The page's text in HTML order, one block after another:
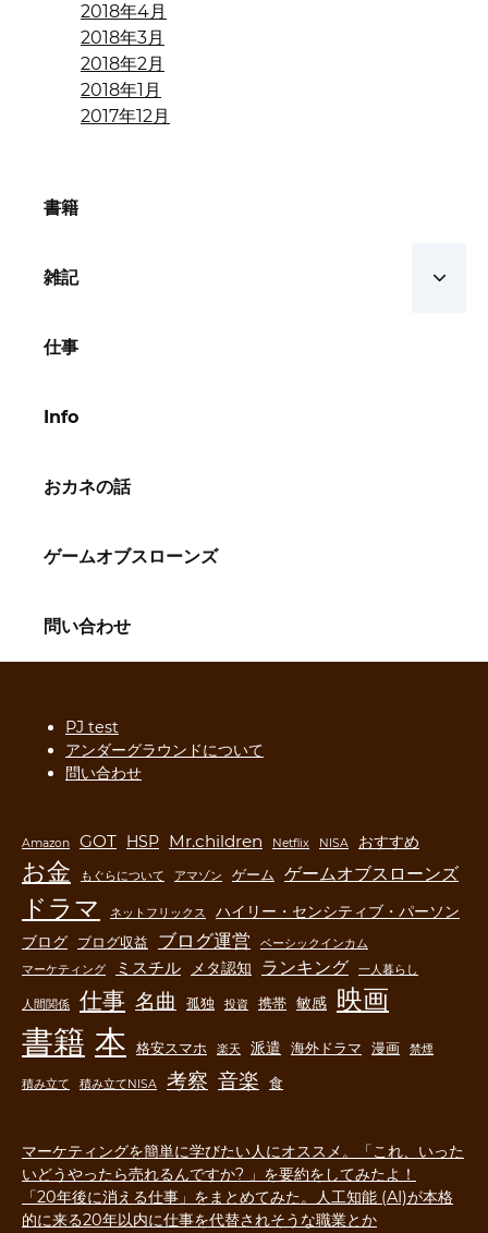
2018年4月
2018年3月
2018年2月
2018年1月
2017年12月
書籍
雑記
仕事
Info
おカネの話
ゲームオブスローンズ
問い合わせ
PJ test
アンダーグラウンドについて
問い合わせ
Amazon GOT HSP Mr.children Netflix NISA おすすめ
お金 もぐらについて アマゾン ゲーム ゲームオブスローンズ
ドラマ ネットフリックス
ハイリー・センシティブ・パーソン
ブログ
ブログ収益 ブログ運営
ベーシックインカム
マーケティング
ミスチル メタ認知 ランキング 一人暮らし
人間関係 仕事 名曲 孤独 投資 携帯 敏感 映画
書籍 本 格安スマホ 楽天 派遣 海外ドラマ 漫画 禁煙
積み立て 積み立てNISA 考察 音楽 食
マーケティングを簡単に学びたい人にオススメ。「これ、いった
いどうやったら売れるんですか? 」を要約をしてみたよ！
「20年後に消える仕事」をまとめてみた。人工知能 (AI)が本格
的に来る20年以内に仕事を代替されそうな職業とか